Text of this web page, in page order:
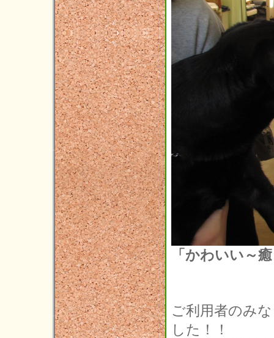
2014年03月(1)
2014年02月(1)
2014年01月(1)
2013年12月(3)
2013年11月(4)
2013年10月(5)
2013年09月(3)
2013年08月(4)
2013年07月(4)
2013年06月(4)
2013年05月(5)
2013年04月(4)
2013年03月(1)
2013年02月(1)
2013年01月(1)
2012年12月(2)
「かわいい～
ご利用者のみ
した！！